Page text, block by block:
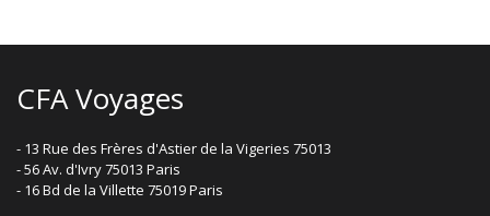
CFA Voyages
- 13 Rue des Frères d'Astier de la Vigeries 75013
- 56 Av. d'Ivry 75013 Paris
- 16 Bd de la Villette 75019 Paris